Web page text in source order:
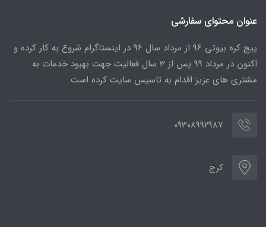
عنوان محتوای سفارشی
پیج کره بیوتی 96 از مرداد سال 96 در اینستاگرام شروع به کار کرده و
اکنون در مرداد 99 پس از 3 سال فعالیت جهت بهبود خدمات به
مشتری های عزیز اقدام به تاسیس سایت کرده است.
09308992987
کرج